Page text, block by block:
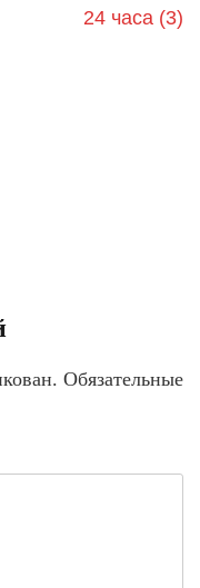
24 часа (3)
Обязательные